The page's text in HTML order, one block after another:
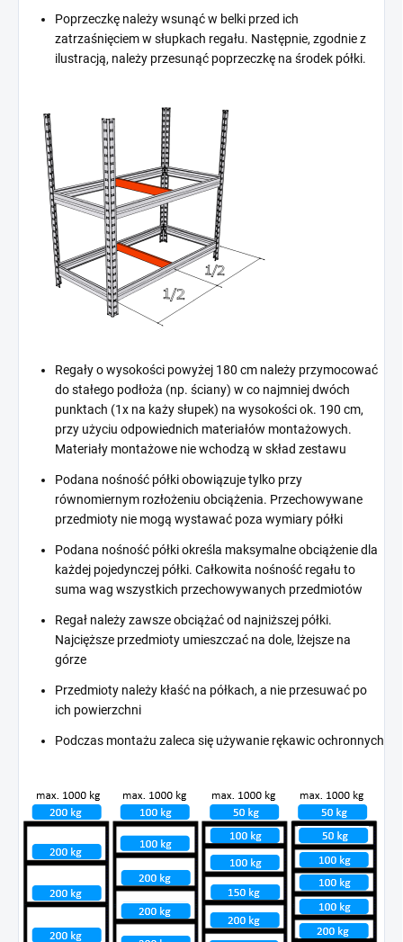
Poprzeczkę należy wsunąć w belki przed ich
zatrzaśnięciem w słupkach regału. Następnie, zgodnie z
ilustracją, należy przesunąć poprzeczkę na środek półki.
Regały o wysokości powyżej 180 cm należy przymocować
do stałego podłoża (np. ściany) w co najmniej dwóch
punktach (1x na każy słupek) na wysokości ok. 190 cm,
przy użyciu odpowiednich materiałów montażowych.
Materiały montażowe nie wchodzą w skład zestawu
Podana nośność półki obowiązuje tylko przy
równomiernym rozłożeniu obciążenia. Przechowywane
przedmioty nie mogą wystawać poza wymiary półki
Podana nośność półki określa maksymalne obciążenie dla
każdej pojedynczej półki. Całkowita nośność regału to
suma wag wszystkich przechowywanych przedmiotów
Regał należy zawsze obciążać od najniższej półki.
Najcięższe przedmioty umieszczać na dole, lżejsze na
górze
Przedmioty należy kłaść na półkach, a nie przesuwać po
ich powierzchni
Podczas montażu zaleca się używanie rękawic ochronnych